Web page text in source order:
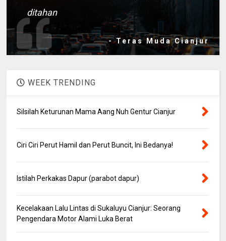
ditahan
- Teras Muda Cianjur
WEEK TRENDING
Silsilah Keturunan Mama Aang Nuh Gentur Cianjur
Ciri Ciri Perut Hamil dan Perut Buncit, Ini Bedanya!
Istilah Perkakas Dapur (parabot dapur)
Kecelakaan Lalu Lintas di Sukaluyu Cianjur: Seorang
Pengendara Motor Alami Luka Berat